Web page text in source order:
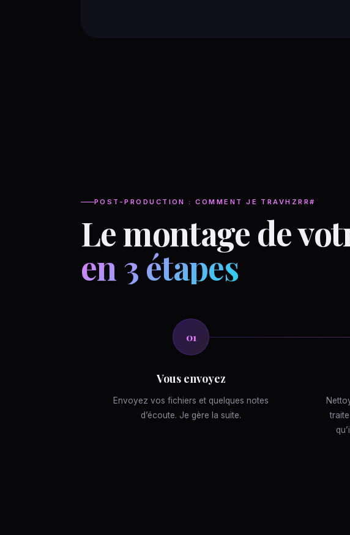
POST-PRODUCTION : COMMENT JE TRAVAILLX
Le montage de
en 3 étapes
01
Vous envoyez
Envoyez vos fichiers et quelques notes
d’écoute. Je gère la suite.